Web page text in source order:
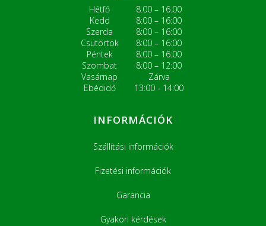
Hétfő
8:00 – 16:00
Kedd
8:00 – 16:00
Szerda
8:00 – 16:00
Csütörtök
8:00 – 16:00
Péntek
8:00 – 16:00
Szombat
8:00 – 12:00
Vasárnap
Zárva
Ebédidő
13:00 - 14:00
INFORMÁCIÓK
Szállítási információk
Fizetési információk
Garancia
Gyakori kérdések